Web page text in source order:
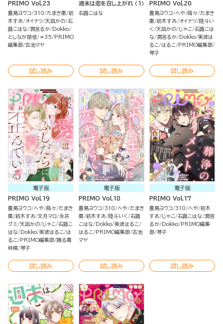
PRIMO Vol.23
豊島ヨウコ 310 たまき棗 紡
木すあ オイナツ 天凪かの 石
蕗こはな 潤宮るか
Dokko
としなが朋佳
≠35
PRIMO
編集部 古池マヤ
試し読み
週末は恋を召し上がれ （1）
石蕗こはな
試し読み
PRIMO Vol.20
豊島ヨウコ へや 蒔々 たまき
棗 紡木すあ オイナツ 陸斗い
く 天凪かの じゃこ 石蕗こは
な 潤宮るか Dokko 美波は
るこ
はるこ
PRIMO編集部
琴子
試し読み
電子版
PRIMO Vol.19
豊島ヨウコ へや 蒔々 たまき
棗 紡木すあ 文月マロ
永井
グミ 天凪かの じゃこ 石蕗こ
はな
Dokko 美波はるこ
は
るこ
PRIMO編集部 踊る毒
林檎 琴子
試し読み
電子版
PRIMO Vol.18
豊島ヨウコ 310 へや たまき
棗 紡木すあ 陸斗いく 石蕗
こはな
Dokko 美波はるこ
はるこ
PRIMO編集部 古池
マヤ
試し読み
電子版
PRIMO Vol.17
豊島ヨウコ 310 へや 紡木
すあ
じゃこ 石蕗こはな 潤宮
るか
Dokko
PRIMO編集
部 琴子
試し読み